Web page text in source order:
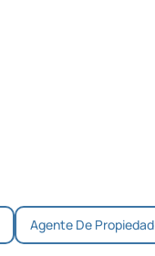
Agente De Propiedad